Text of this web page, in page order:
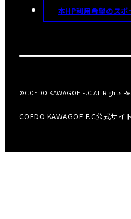
本HP利用希望のス
COEDO KAWAGOE F.C公式サ
©COEDO KAWAGOE F.C All Rights